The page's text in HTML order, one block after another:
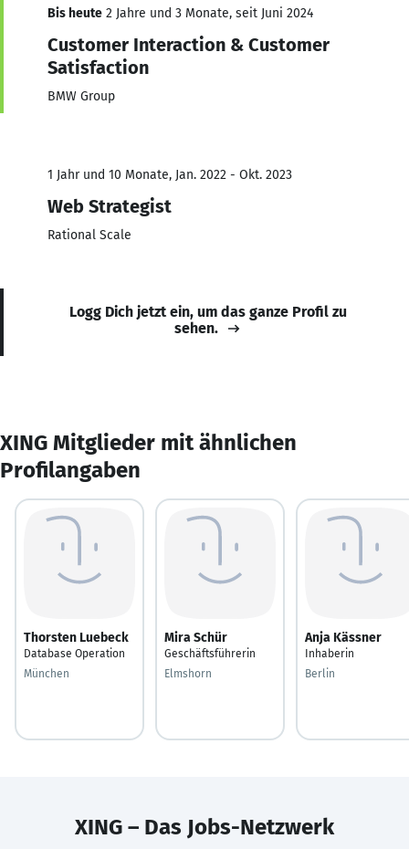
Bis heute 2 Jahre und 3 Monate, seit Juni 2024
Customer Interaction & Customer
Satisfaction
BMW Group
1 Jahr und 10 Monate, Jan. 2022 - Okt. 2023
Web Strategist
Rational Scale
Logg Dich jetzt ein, um das ganze Profil zu
sehen.
XING Mitglieder mit ähnlichen
Profilangaben
Thorsten Luebeck
Database Operation
München
Mira Schür
Geschäftsführerin
Elmshorn
Anja Kässner
Inhaberin
Berlin
XING – Das Jobs-Netzwerk